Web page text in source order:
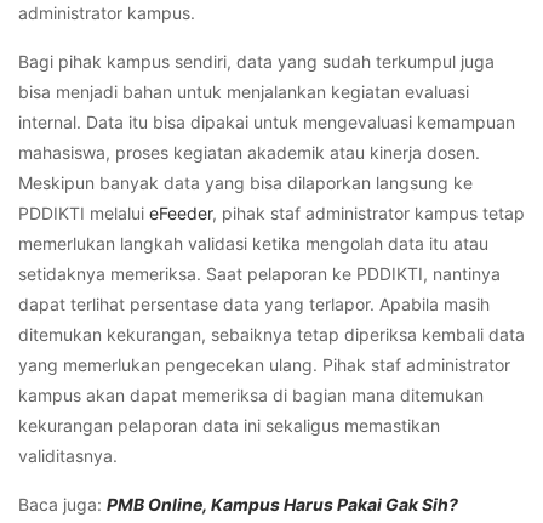
administrator kampus.
Bagi pihak kampus sendiri, data yang sudah terkumpul juga
bisa menjadi bahan untuk menjalankan kegiatan evaluasi
internal. Data itu bisa dipakai untuk mengevaluasi kemampuan
mahasiswa, proses kegiatan akademik atau kinerja dosen.
Meskipun banyak data yang bisa dilaporkan langsung ke
PDDIKTI melalui eFeeder, pihak staf administrator kampus tetap
memerlukan langkah validasi ketika mengolah data itu atau
setidaknya memeriksa. Saat pelaporan ke PDDIKTI, nantinya
dapat terlihat persentase data yang terlapor. Apabila masih
ditemukan kekurangan, sebaiknya tetap diperiksa kembali data
yang memerlukan pengecekan ulang. Pihak staf administrator
kampus akan dapat memeriksa di bagian mana ditemukan
kekurangan pelaporan data ini sekaligus memastikan
validitasnya.
Baca juga: PMB Online, Kampus Harus Pakai Gak Sih?